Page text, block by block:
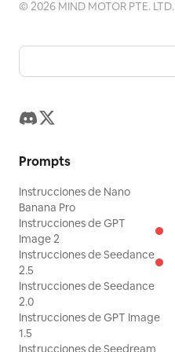
©2026 MIND MOTOR PTE. LTD.
Prompts
Instrucciones de Nano
Banana Pro
Instrucciones de GPT
Image 2
Instrucciones de Seedance
2.5
Instrucciones de Seedance
2.0
Instrucciones de GPT Image
1.5
Instrucciones de Seedream